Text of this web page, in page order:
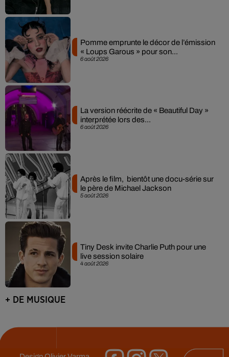
6 août 2026
Pomme emprunte le décor de l’émission
« Loups Garous » pour son...
6 août 2026
La version réécrite de « Beautiful Day »
interprétée lors des...
5 août 2026
Après le film, bientôt une docu-série sur
le père de Michael Jackson
4 août 2026
Tiny Desk invite Charlie Puth pour une
live session solaire
+ DE MUSIQUE